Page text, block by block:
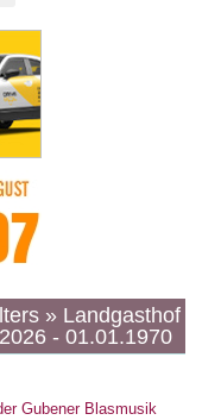
» Landgasthof
- 01.01.1970
Gubener Blasmusik